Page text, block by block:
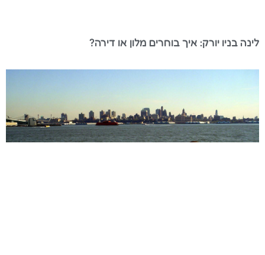
לינה בניו יורק: איך בוחרים מלון או דירה?